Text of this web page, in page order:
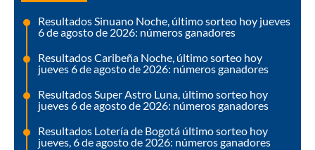
Resultados Sinuano Noche, último sorteo hoy jueves
6 de agosto de 2026: números ganadores
Resultados Caribeña Noche, último sorteo hoy
jueves 6 de agosto de 2026: números ganadores
Resultados Super Astro Luna, último sorteo hoy
jueves 6 de agosto de 2026: números ganadores
Resultados Lotería de Bogotá último sorteo hoy
jueves, 6 de agosto de 2026: números ganadores